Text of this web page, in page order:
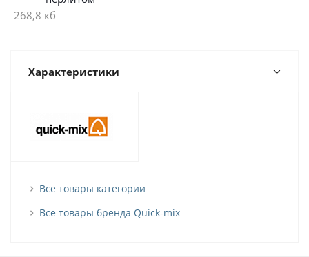
268,8 кб
Характеристики
Все товары категории
Все товары бренда Quick-mix